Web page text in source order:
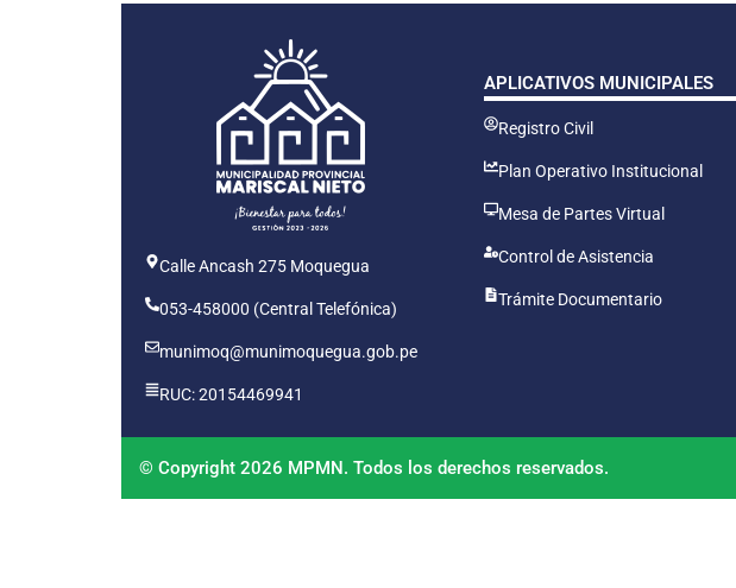
Calle Ancash 275 Moquegua
053-458000 (Central Telefónica)
munimoq@munimoquegua.gob.pe
RUC: 20154469941
APLICATIVOS MUNICIPALES
Registro Civil
Plan Operativo Institucional
Mesa de Partes Virtual
Control de Asistencia
Trámite Documentario
© Copyright 2026 MPMN. Todos los derechos reservados.